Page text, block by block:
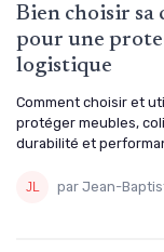
Bien choisir sa
pour une
logistique
Comment choisir et
protéger meubles,
durabilité et
par Jean-